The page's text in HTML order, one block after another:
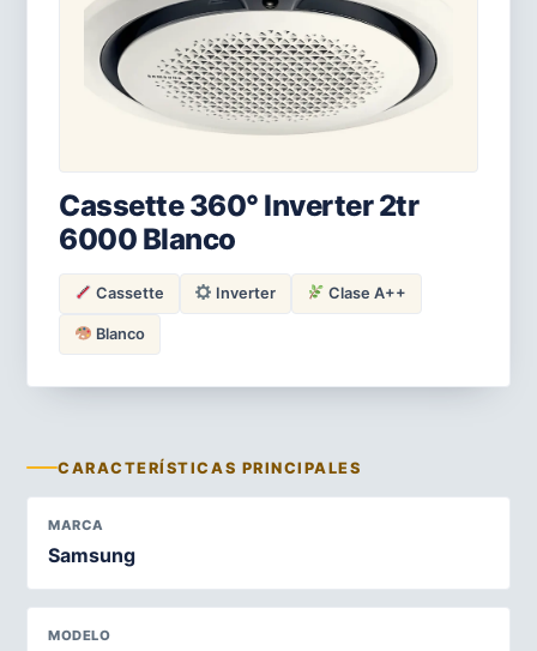
Cassette 360° Inverter 2tr
6000 Blanco
Cassette Inverter Clase A++
Blanco
CARACTERÍSTICAS PRINCIPALES
MARCA
Samsung
MODELO